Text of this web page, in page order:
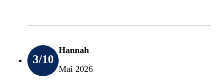
3/10
Hannah
Mai 2026